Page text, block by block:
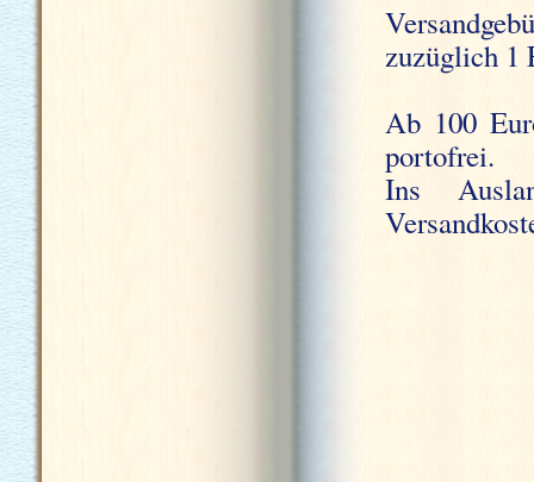
zuzüglich 1
Ab 100
portofrei.
Ins